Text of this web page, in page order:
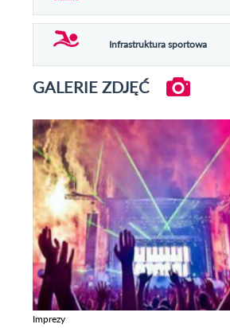
Infrastruktura sportowa
GALERIE ZDJĘĆ
Imprezy